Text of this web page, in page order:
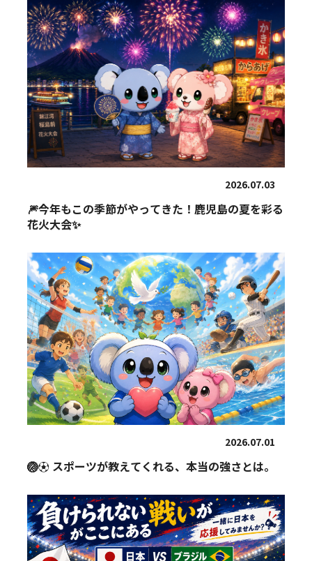
2026.07.03
🎆今年もこの季節がやってきた！鹿児島の夏を彩る
花火大会✨
2026.07.01
🏐⚽ スポーツが教えてくれる、本当の強さとは。